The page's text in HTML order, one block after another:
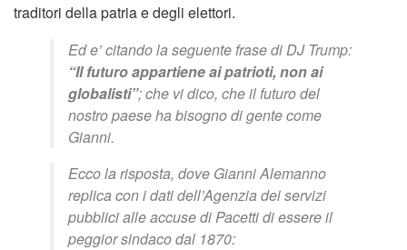
traditori della patria e degli elettori.
Ed e’ citando la seguente frase di DJ Trump:
“Il futuro appartiene ai patrioti, non ai
globalisti”; che vi dico, che il futuro del
nostro paese ha bisogno di gente come
Gianni.
Ecco la risposta, dove Gianni Alemanno
replica con i dati dell’Agenzia dei servizi
pubblici alle accuse di Pacetti di essere il
peggior sindaco dal 1870: